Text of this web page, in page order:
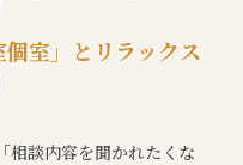
室」とリラックス
相談内容を聞かれたくな